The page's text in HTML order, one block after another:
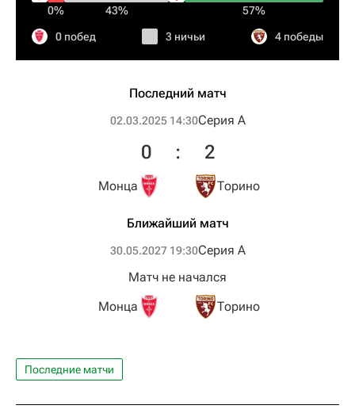
0% 43% 57%
0 побед 3 ничьи 4 победы
Последний матч
02.03.2025 14:30Серия А
Монца
0 : 2
Торино
Ближайший матч
30.05.2027 19:30Серия А
Монца
Матч не начался
Торино
Последние матчи